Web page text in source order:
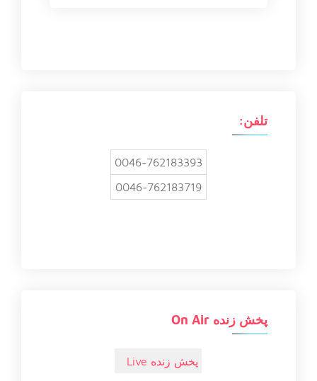
تلفن:
0046-762183393
0046-762183719
پخش زنده On Air
پخش زنده Live